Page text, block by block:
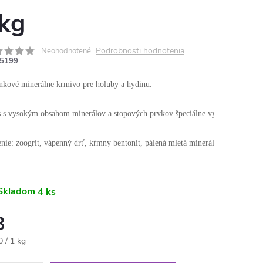
Neohodnotené Podrobnosti hodnotenia
5199
minerálne krmivo pre holuby a hydinu.
s vysokým obsahom minerálov a stopových prvkov špeciálne vyvinutá pre
zoogrit, vápenný drť, kŕmny bentonit, pálená mletá minerálna surovina,
4 ks
/ 1 kg